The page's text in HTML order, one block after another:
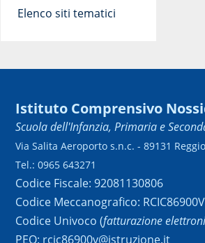
Elenco siti tematici
Istituto Comprensivo
Scuola dell'Infanzia, Primaria e
Via Salita Aeroporto s.n.c. - 89131
Tel.: 0965 643271
Codice Fiscale: 92081130806
Codice Meccanografico: RCIC86900V
Codice Univoco (fatturazione
PEO: rcic86900v@istruzione.it